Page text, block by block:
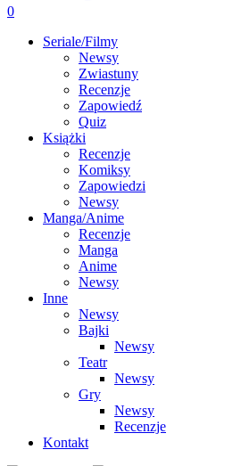
0
Seriale/Filmy
Newsy
Zwiastuny
Recenzje
Zapowiedź
Quiz
Książki
Recenzje
Komiksy
Zapowiedzi
Newsy
Manga/Anime
Recenzje
Manga
Anime
Newsy
Inne
Newsy
Bajki
Newsy
Teatr
Newsy
Gry
Newsy
Recenzje
Kontakt